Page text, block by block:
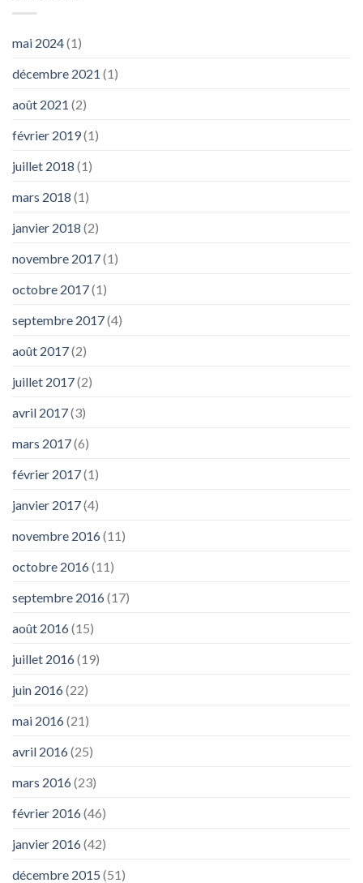
mai 2024(1)
décembre 2021 (1)
août 2021 (2)
février 2019(1)
juillet 2018 (1)
mars 2018 (1)
janvier 2018 (2)
novembre 2017(1)
octobre 2017(1)
septembre 2017(4)
août 2017(2)
juillet 2017(2)
avril 2017(3)
mars 2017(6)
février 2017(1)
janvier 2017(4)
novembre 2016(11)
octobre 2016(11)
septembre 2016(17)
août 2016(15)
juillet 2016(19)
juin 2016(22)
mai 2016(21)
avril 2016(25)
mars 2016(23)
février 2016(46)
janvier 2016(42)
décembre 2015 (51)